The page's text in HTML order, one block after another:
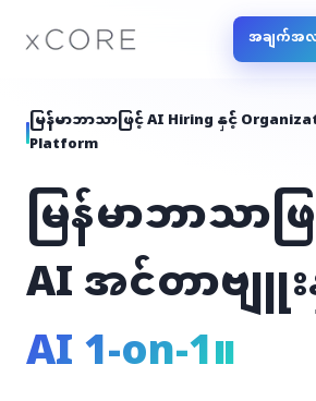
အချက်အ
ဝန်ဆောင်မှုများ
ထုတ်ကုန်နှင့် လုပ်ဆော
များ
ပံ့ပိုးထားသော ဘာသာစ
များ
လုံခြုံရေး
မြန်မာဘာသာဖြင့် AI Hiring နှင့်
Platform
မြန်မာဘာသာဖ
AI အင်တာဗျူ
AI 1-on-1။